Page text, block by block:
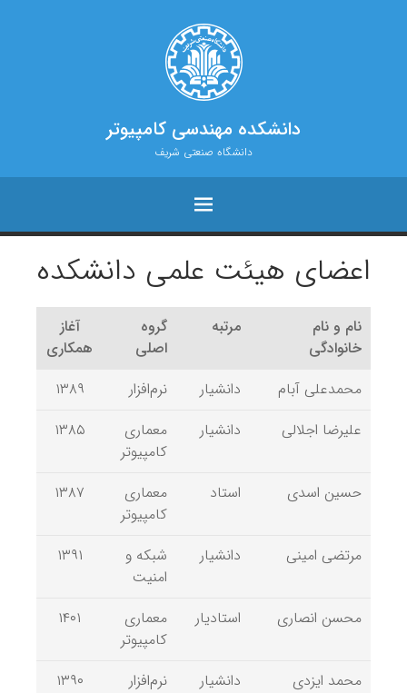
دانشکده مهندسی کامپیوتر
دانشگاه صنعتی شریف
اعضای هیئت علمی دانشکده
نام و نام
خانوادگی
مرتبه
گروه
اصلی
آغاز
همکاری
محمدعلی آبام
دانشیار نرم‌افزار
۱۳۸۹
علیرضا اجلالی
دانشیار
معماری
کامپیوتر
۱۳۸۵
حسین اسدی استاد
معماری
کامپیوتر
۱۳۸۷
مرتضی امینی دانشیار
شبکه و
امنیت
۱۳۹۱
محسن انصاری استادیار
معماری
کامپیوتر
۱۴۰۱
محمد ایزدی دانشیار نرم‌افزار
۱۳۹۰